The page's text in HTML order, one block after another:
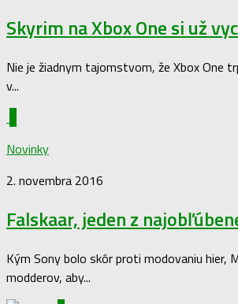
Skyrim na Xbox One si už
Nie je žiadnym tajomstvom, že Xbox One
v...
Novinky
2. novembra 2016
Falskaar, jeden z
Kým Sony bolo skôr proti modovaniu hier,
modderov, aby...